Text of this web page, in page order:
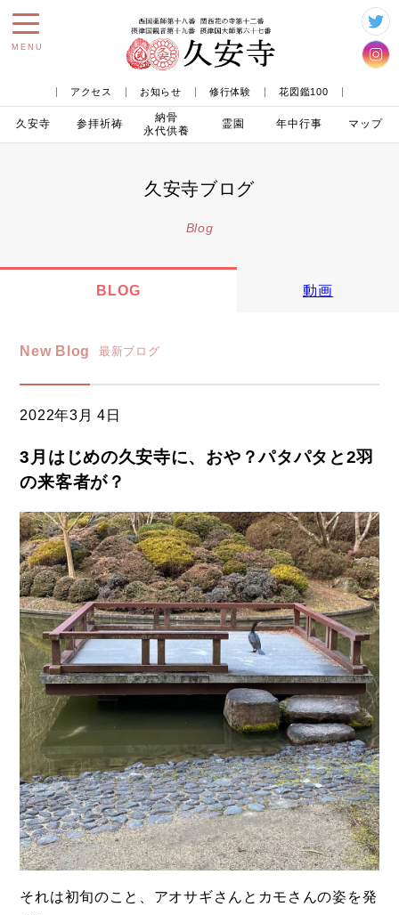
toggle
navigation
MENU
アクセス お知らせ 修行体験 花図鑑100
久安寺 参拝祈祷
納骨
永代供養
霊園 年中行事 マップ
久安寺ブログ
Blog
BLOG 動画
New Blog 最新ブログ
2022年3月 4日
3月はじめの久安寺に、おや？パタパタと2羽
の来客者が？
それは初旬のこと、アオサギさんとカモさんの姿を発